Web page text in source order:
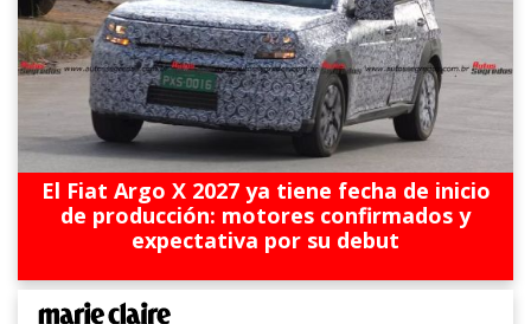
El Fiat Argo X 2027 ya tiene fecha de inicio
de producción: motores confirmados y
expectativa por su debut